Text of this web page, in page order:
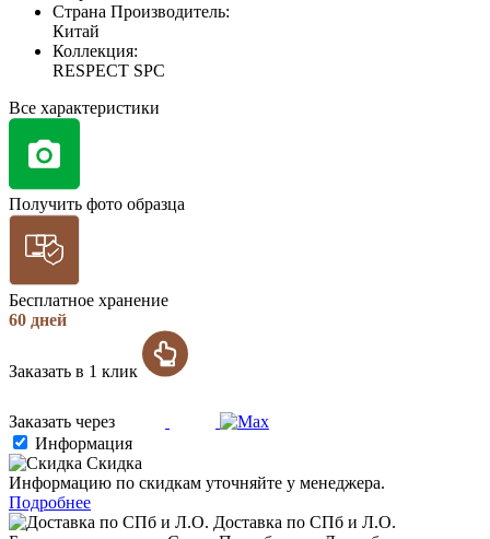
Страна Производитель:
Китай
Коллекция:
RESPECT SPC
Все характеристики
Получить фото образца
Бесплатное хранение
60 дней
Заказать в 1 клик
Заказать через
Информация
Скидка
Информацию по скидкам уточняйте у менеджера.
Подробнее
Доставка по СПб и Л.О.